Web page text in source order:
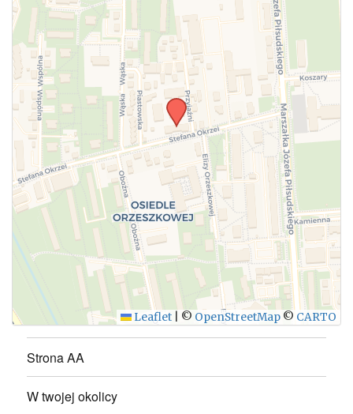
WYŚLIJ
Leaflet © OpenStreetMap © CARTO
Strona AA
W twojej okolicy